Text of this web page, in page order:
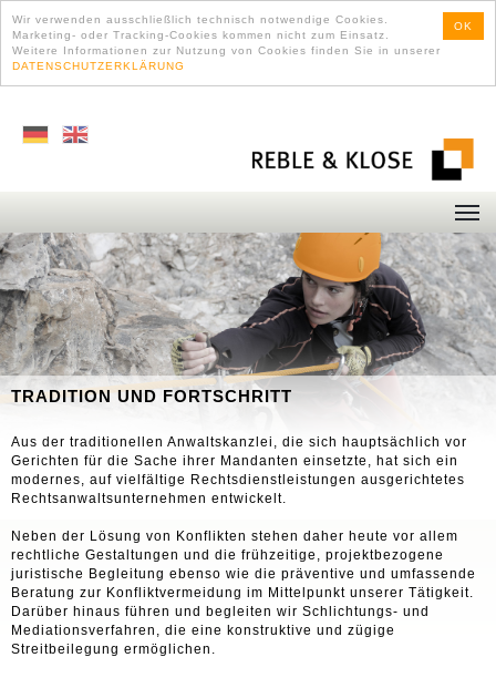
OK
Wir verwenden ausschließlich technisch notwendige Cookies.
Marketing- oder Tracking-Cookies kommen nicht zum Einsatz.
Weitere Informationen zur Nutzung von Cookies finden Sie in unserer
DATENSCHUTZERKLÄRUNG
TRADITION UND FORTSCHRITT
Aus der traditionellen Anwaltskanzlei, die sich hauptsächlich vor
Gerichten für die Sache ihrer Mandanten einsetzte, hat sich ein
modernes, auf vielfältige Rechtsdienstleistungen ausgerichtetes
Rechtsanwaltsunternehmen entwickelt.
Neben der Lösung von Konflikten stehen daher heute vor allem
rechtliche Gestaltungen und die frühzeitige, projektbezogene
juristische Begleitung ebenso wie die präventive und umfassende
Beratung zur Konfliktvermeidung im Mittelpunkt unserer Tätigkeit.
Darüber hinaus führen und begleiten wir Schlichtungs- und
Mediationsverfahren, die eine konstruktive und zügige
Streitbeilegung ermöglichen.